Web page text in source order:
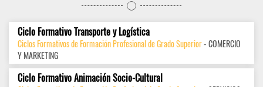
Ciclo Formativo Transporte y Logística
Ciclos Formativos de Formación Profesional de Grado Superior- COMERCIO
Y MARKETING
Ciclo Formativo Animación Socio-Cultural